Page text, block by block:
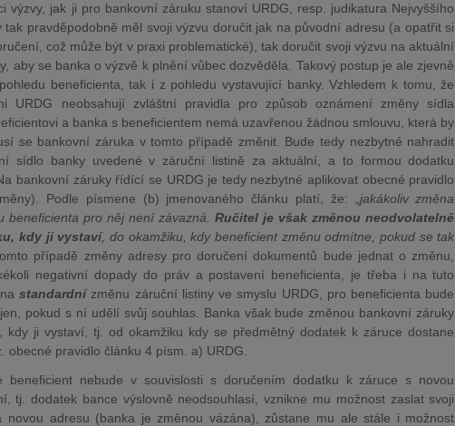
výzvy, jak ji pro bankovní záruku stanoví URDG, resp. judikatura Nejvyššího
tak pravděpodobně měl svoji výzvu doručit jak na původní adresu (a opatřit si
což může být v praxi problematické), tak doručit svoji výzvu na aktuální
aby se banka o výzvě k plnění vůbec dozvěděla. Takový postup je ale zjevně
beneficienta, tak i z pohledu vystavující banky. Vzhledem k tomu, že
URDG neobsahují zvláštní pravidla pro způsob oznámení změny sídla
a banka s beneficientem nemá uzavřenou žádnou smlouvu, která by
se bankovní záruka v tomto případě změnit. Bude tedy nezbytné nahradit
sídlo banky uvedené v záruční listině za aktuální, a to formou dodatku
bankovní záruky řídící se URDG je tedy nezbytné aplikovat obecné pravidlo
Podle písmene (b) jmenovaného článku platí, že: „ jakákoliv změna
beneficienta pro něj není závazná.Ručitel je však změnou neodvolatelně
kdy ji vystaví, do okamžiku, kdy beneficient změnu odmítne, pokud se tak
případě změny adresy pro doručení dokumentů bude jednat o změnu,
negativní dopady do práv a postavení beneficienta, je třeba i na tuto
nastandardnízměnu záruční listiny ve smyslu URDG, pro beneficienta bude
pokud s ní udělí svůj souhlas. Banka však bude změnou bankovní záruky
kdy ji vystaví, tj. od okamžiku kdy se předmětný dodatek k záruce dostane
obecné pravidlo článku 4 písm. a) URDG.
beneficient nebude v souvislosti s doručením dodatku k záruce s novou
tj. dodatek bance výslovně neodsouhlasí, vznikne mu možnost zaslat svoji
adresu (banka je změnou vázána), zůstane mu ale stále i možnost